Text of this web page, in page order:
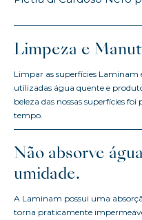
Limpeza e
Limpar as superfícies Laminam
utilizadas água quente e
beleza das nossas superfícies
tempo.
Não absorve
umidade.
A Laminam possui uma
torna praticamente